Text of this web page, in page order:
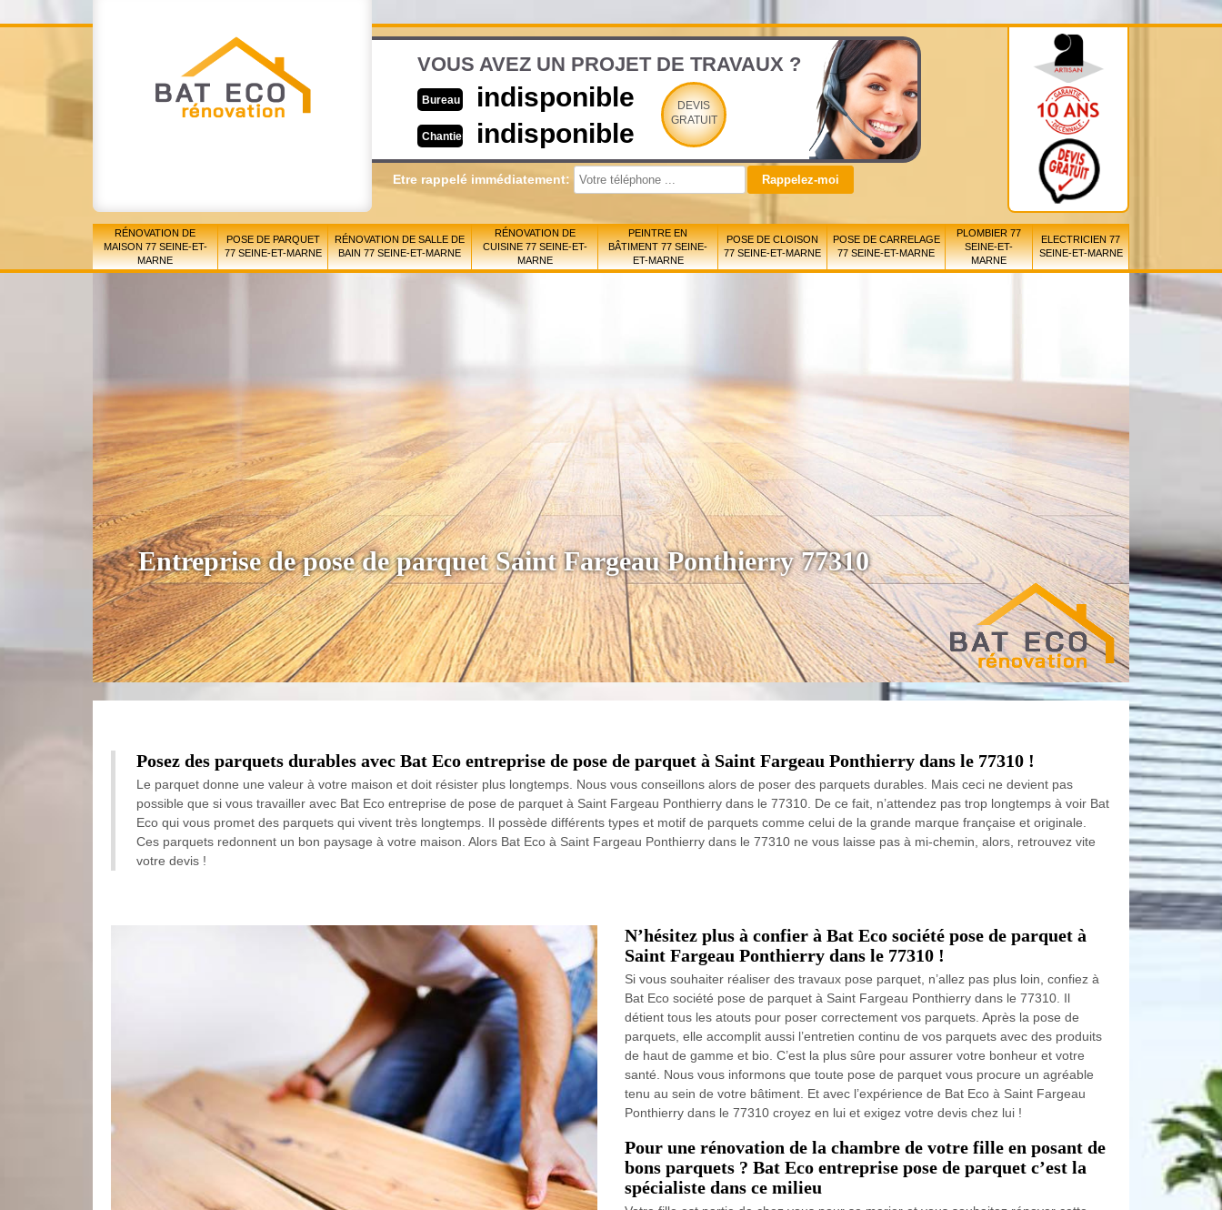
VOUS AVEZ UN PROJET DE TRAVAUX ?
Bureau indisponible
Chantier indisponible
DEVIS
GRATUIT
Etre rappelé immédiatement:
RÉNOVATION DE
MAISON 77 SEINE-ET-
MARNE
POSE DE PARQUET
77 SEINE-ET-MARNE
RÉNOVATION DE SALLE DE
BAIN 77 SEINE-ET-MARNE
RÉNOVATION DE
CUISINE 77 SEINE-ET-
MARNE
PEINTRE EN
BÂTIMENT 77 SEINE-
ET-MARNE
POSE DE CLOISON
77 SEINE-ET-MARNE
POSE DE CARRELAGE
77 SEINE-ET-MARNE
PLOMBIER 77
SEINE-ET-
MARNE
ELECTRICIEN 77
SEINE-ET-MARNE
Entreprise de pose de parquet Saint Fargeau Ponthierry 77310
Posez des parquets durables avec Bat Eco entreprise de pose de parquet à Saint Fargeau Ponthierry dans le 77310 !
Le parquet donne une valeur à votre maison et doit résister plus longtemps. Nous vous conseillons alors de poser des parquets durables. Mais ceci ne devient pas
possible que si vous travailler avec Bat Eco entreprise de pose de parquet à Saint Fargeau Ponthierry dans le 77310. De ce fait, n’attendez pas trop longtemps à voir Bat
Eco qui vous promet des parquets qui vivent très longtemps. Il possède différents types et motif de parquets comme celui de la grande marque française et originale.
Ces parquets redonnent un bon paysage à votre maison. Alors Bat Eco à Saint Fargeau Ponthierry dans le 77310 ne vous laisse pas à mi-chemin, alors, retrouvez vite
votre devis !
N’hésitez plus à confier à Bat Eco société pose de parquet à
Saint Fargeau Ponthierry dans le 77310 !
Si vous souhaiter réaliser des travaux pose parquet, n’allez pas plus loin, confiez à
Bat Eco société pose de parquet à Saint Fargeau Ponthierry dans le 77310. Il
détient tous les atouts pour poser correctement vos parquets. Après la pose de
parquets, elle accomplit aussi l’entretien continu de vos parquets avec des produits
de haut de gamme et bio. C’est la plus sûre pour assurer votre bonheur et votre
santé. Nous vous informons que toute pose de parquet vous procure un agréable
tenu au sein de votre bâtiment. Et avec l’expérience de Bat Eco à Saint Fargeau
Ponthierry dans le 77310 croyez en lui et exigez votre devis chez lui !
Pour une rénovation de la chambre de votre fille en posant de
bons parquets ? Bat Eco entreprise pose de parquet c’est la
spécialiste dans ce milieu